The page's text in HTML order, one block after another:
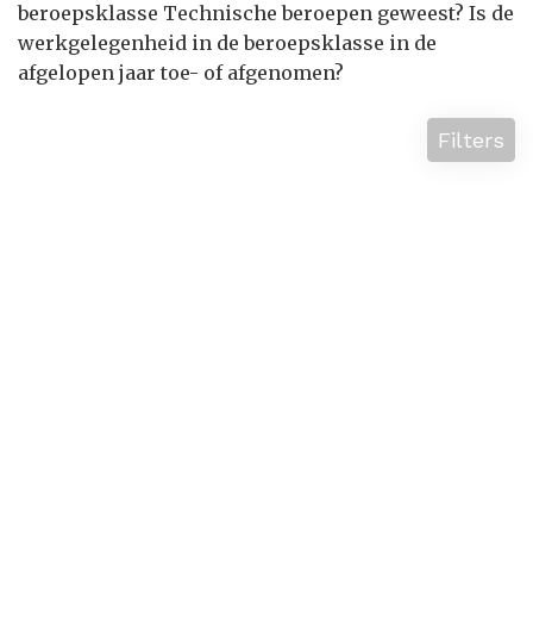
beroepsklasse Technische beroepen geweest? Is de
werkgelegenheid in de beroepsklasse in de
afgelopen jaar toe- of afgenomen?
Filters